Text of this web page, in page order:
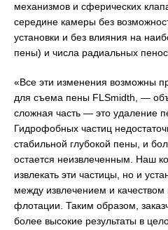
механизмов и сферических
середине камеры без
установки и без влияния на
пены) и числа радиальных
«Все эти изменения возможны
для съема пены FLSmidth, —
сложная часть — это удаление
Гидрофобных частиц
стабильной глубокой пены, и
остается неизвлеченным. Наш
извлекать эти частицы, но и
между извлечением и качеством
флотации. Таким образом,
более высокие результаты в